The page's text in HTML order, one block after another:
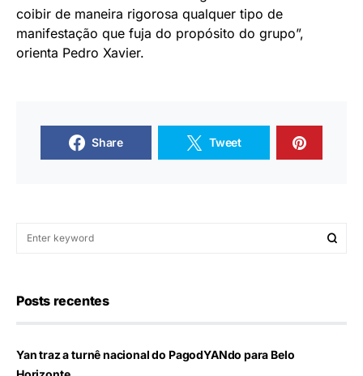
coibir de maneira rigorosa qualquer tipo de
manifestação que fuja do propósito do grupo”,
orienta Pedro Xavier.
Share Tweet
Posts recentes
Yan traz a turnê nacional do PagodYANdo para Belo